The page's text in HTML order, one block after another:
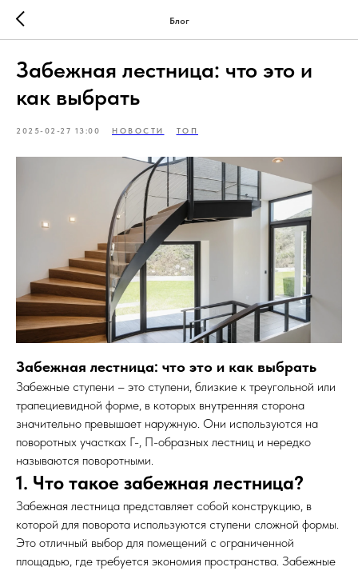
Блог
Забежная лестница: что это и
как выбрать
2025-02-27 13:00 НОВОСТИ ТОП
Забежная лестница: что это и как выбрать
Забежные ступени – это ступени, близкие к треугольной или
трапециевидной форме, в которых внутренняя сторона
значительно превышает наружную. Они используются на
поворотных участках Г-, П-образных лестниц и нередко
называются поворотными.
1. Что такое забежная лестница?
Забежная лестница представляет собой конструкцию, в
которой для поворота используются ступени сложной формы.
Это отличный выбор для помещений с ограниченной
площадью, где требуется экономия пространства. Забежные